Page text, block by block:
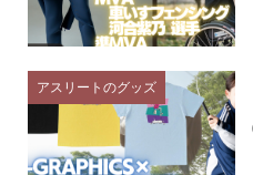
アスリートのグッズ